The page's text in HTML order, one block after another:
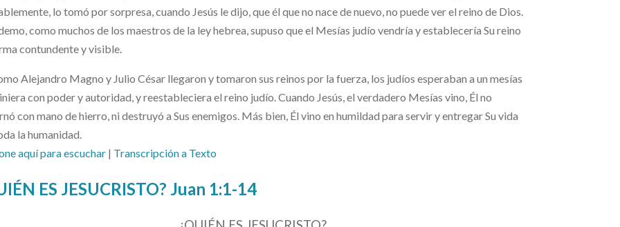
lo tomó por sorpresa, cuando Jesús le dijo, que él que no nace de nuevo, no puede ver el reino de Dios.
como muchos de los maestros de la ley hebrea, supuso que el Mesías judío vendría y establecería Su reino
contundente y visible.
Alejandro Magno y Julio César llegaron y tomaron sus reinos por la fuerza, los judíos esperaban a un mesías
con poder y autoridad, y reestableciera el reino judío. Cuando Jesús, el verdadero Mesías vino, Él no
con mano de hierro, ni destruyó a Sus enemigos. Más bien, Él vino en humildad para servir y entregar Su vida
la humanidad.
aquí para escuchar | Transcripción a Texto
ES JESUCRISTO? Juan 1:1-14